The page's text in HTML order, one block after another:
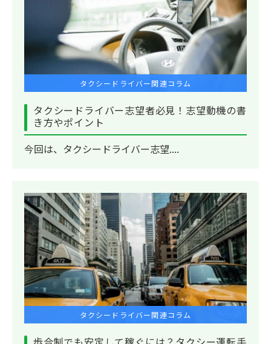
タクシードライバー関連コラム
タクシードライバー志望者必見！志望動機の書
き方やポイント
今回は、タクシードライバー志望....
タクシードライバー関連コラム